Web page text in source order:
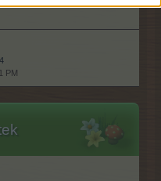
PM